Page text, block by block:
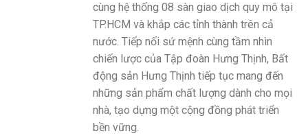
cùng hệ thống 08 sàn giao dịch quy mô tại
TP.HCM và khắp các tỉnh thành trên cả
nước. Tiếp nối sứ mệnh cùng tầm nhìn
chiến lược của Tập đoàn Hưng Thịnh, Bất
động sản Hưng Thịnh tiếp tục mang đến
những sản phẩm chất lượng dành cho mọi
nhà, tạo dựng một cộng đồng phát triển
bền vững.